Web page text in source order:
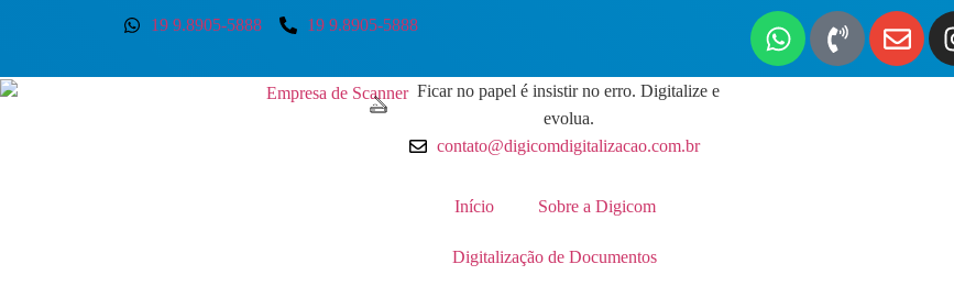
19 9.8905-5888 19 9.8905-5888
Ficar no papel é insistir no erro. Digitalize e
evolua.
contato@digicomdigitalizacao.com.br
Início Sobre a Digicom
Digitalização de Documentos